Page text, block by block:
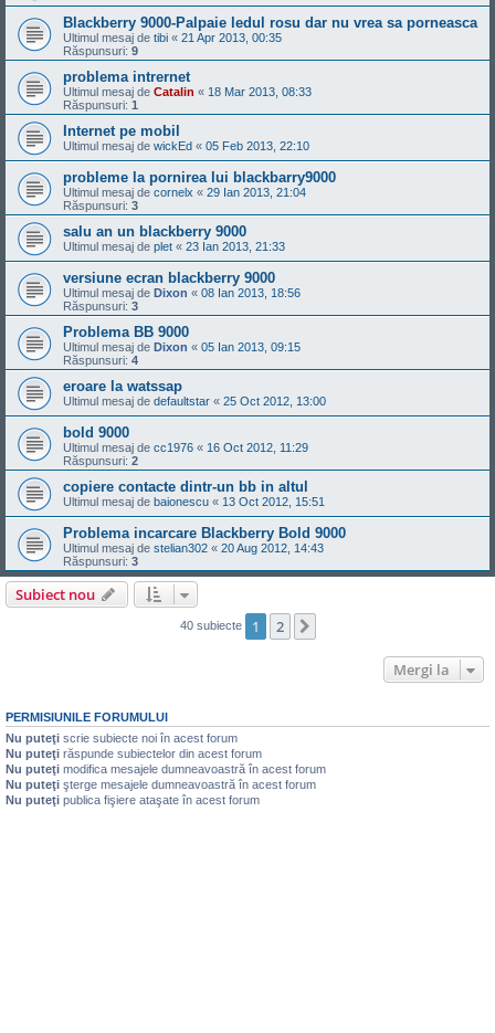
Blackberry 9000-Palpaie ledul rosu dar nu vrea sa porneasca
Ultimul mesaj de tibi « 21 Apr 2013, 00:35
Răspunsuri: 9
problema intrernet
Ultimul mesaj de Catalin « 18 Mar 2013, 08:33
Răspunsuri: 1
Internet pe mobil
Ultimul mesaj de wickEd « 05 Feb 2013, 22:10
probleme la pornirea lui blackbarry9000
Ultimul mesaj de cornelx « 29 Ian 2013, 21:04
Răspunsuri: 3
salu an un blackberry 9000
Ultimul mesaj de plet « 23 Ian 2013, 21:33
versiune ecran blackberry 9000
Ultimul mesaj de Dixon « 08 Ian 2013, 18:56
Răspunsuri: 3
Problema BB 9000
Ultimul mesaj de Dixon « 05 Ian 2013, 09:15
Răspunsuri: 4
eroare la watssap
Ultimul mesaj de defaultstar « 25 Oct 2012, 13:00
bold 9000
Ultimul mesaj de cc1976 « 16 Oct 2012, 11:29
Răspunsuri: 2
copiere contacte dintr-un bb in altul
Ultimul mesaj de baionescu « 13 Oct 2012, 15:51
Problema incarcare Blackberry Bold 9000
Ultimul mesaj de stelian302 « 20 Aug 2012, 14:43
Răspunsuri: 3
Subiect nou
40 subiecte 1 2
Mergi la
PERMISIUNILE FORUMULUI
Nu puteţi scrie subiecte noi în acest forum
Nu puteţi răspunde subiectelor din acest forum
Nu puteţi modifica mesajele dumneavoastră în acest forum
Nu puteţi şterge mesajele dumneavoastră în acest forum
Nu puteţi publica fişiere ataşate în acest forum